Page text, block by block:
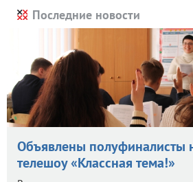
Последние новости
Объявлены полуфиналисты
телешоу «Классная тема!»